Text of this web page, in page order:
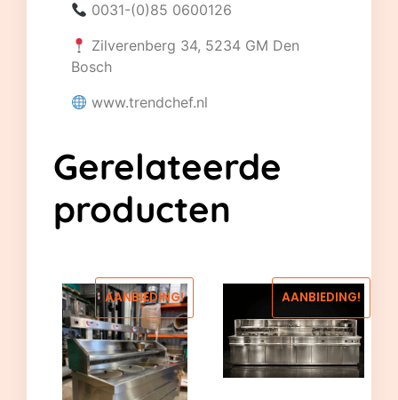
0031-(0)85 0600126
Zilverenberg 34, 5234 GM Den
Bosch
www.trendchef.nl
Gerelateerde
producten
AANBIEDING! AANBIEDING!